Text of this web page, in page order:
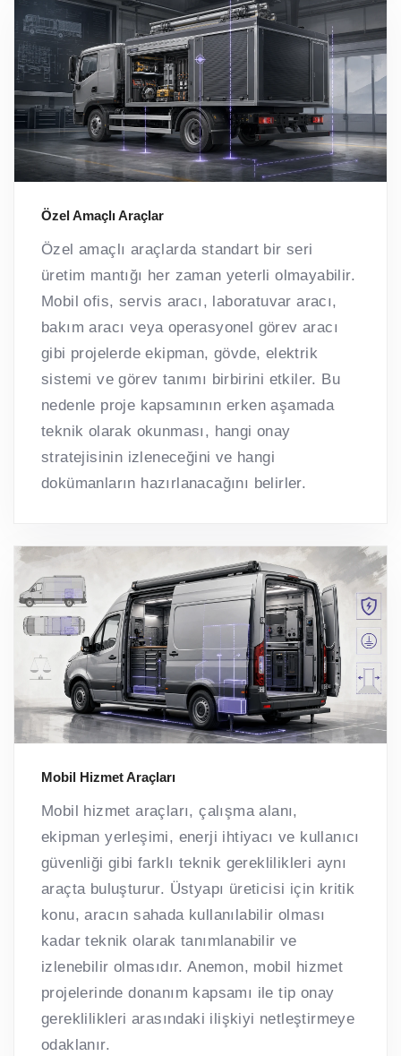
Özel Amaçlı Araçlar
Özel amaçlı araçlarda standart bir seri
üretim mantığı her zaman yeterli olmayabilir.
Mobil ofis, servis aracı, laboratuvar aracı,
bakım aracı veya operasyonel görev aracı
gibi projelerde ekipman, gövde, elektrik
sistemi ve görev tanımı birbirini etkiler. Bu
nedenle proje kapsamının erken aşamada
teknik olarak okunması, hangi onay
stratejisinin izleneceğini ve hangi
dokümanların hazırlanacağını belirler.
Mobil Hizmet Araçları
Mobil hizmet araçları, çalışma alanı,
ekipman yerleşimi, enerji ihtiyacı ve kullanıcı
güvenliği gibi farklı teknik gereklilikleri aynı
araçta buluşturur. Üstyapı üreticisi için kritik
konu, aracın sahada kullanılabilir olması
kadar teknik olarak tanımlanabilir ve
izlenebilir olmasıdır. Anemon, mobil hizmet
projelerinde donanım kapsamı ile tip onay
gereklilikleri arasındaki ilişkiyi netleştirmeye
odaklanır.